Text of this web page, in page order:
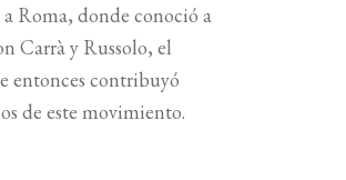
Roma, donde conoció a
Carrà y Russolo, el
entonces contribuyó
de este movimiento.